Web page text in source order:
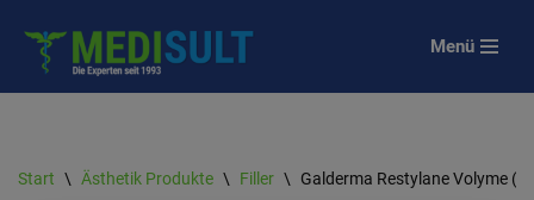
Zum
Inhalt
Menü
Start \ Ästhetik Produkte \ Filler \ Galderma Restylane Volyme (1